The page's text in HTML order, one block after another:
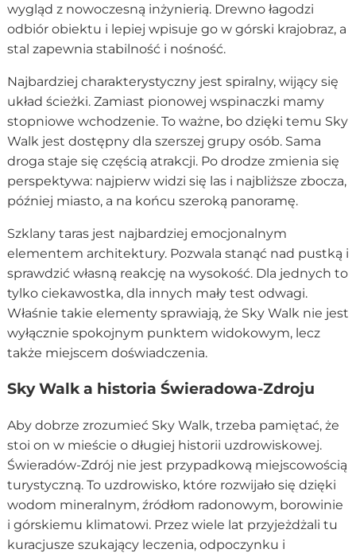
wygląd z nowoczesną inżynierią. Drewno łagodzi
odbiór obiektu i lepiej wpisuje go w górski krajobraz, a
stal zapewnia stabilność i nośność.
Najbardziej charakterystyczny jest spiralny, wijący się
układ ścieżki. Zamiast pionowej wspinaczki mamy
stopniowe wchodzenie. To ważne, bo dzięki temu Sky
Walk jest dostępny dla szerszej grupy osób. Sama
droga staje się częścią atrakcji. Po drodze zmienia się
perspektywa: najpierw widzi się las i najbliższe zbocza,
później miasto, a na końcu szeroką panoramę.
Szklany taras jest najbardziej emocjonalnym
elementem architektury. Pozwala stanąć nad pustką i
sprawdzić własną reakcję na wysokość. Dla jednych to
tylko ciekawostka, dla innych mały test odwagi.
Właśnie takie elementy sprawiają, że Sky Walk nie jest
wyłącznie spokojnym punktem widokowym, lecz
także miejscem doświadczenia.
Sky Walk a historia Świeradowa-Zdroju
Aby dobrze zrozumieć Sky Walk, trzeba pamiętać, że
stoi on w mieście o długiej historii uzdrowiskowej.
Świeradów-Zdrój nie jest przypadkową miejscowością
turystyczną. To uzdrowisko, które rozwijało się dzięki
wodom mineralnym, źródłom radonowym, borowinie
i górskiemu klimatowi. Przez wiele lat przyjeżdżali tu
kuracjusze szukający leczenia, odpoczynku i